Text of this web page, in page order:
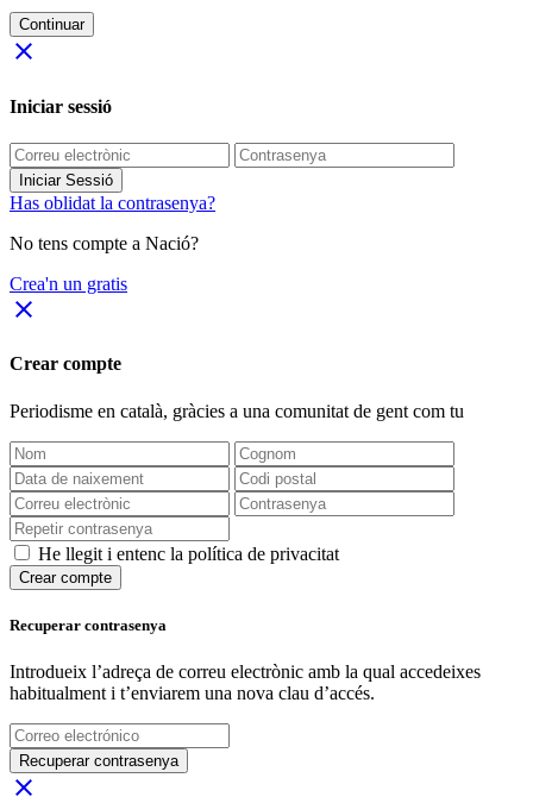
Continuar
close
Iniciar sessió
Iniciar Sessió
Has oblidat la contrasenya?
No tens compte a Nació?
Crea'n un gratis
close
Crear compte
Periodisme en català, gràcies a una comunitat de gent com tu
He llegit i entenc la política de privacitat
Crear compte
Recuperar contrasenya
Introdueix l’adreça de correu electrònic amb la qual accedeixes
habitualment i t’enviarem una nova clau d’accés.
Recuperar contrasenya
close